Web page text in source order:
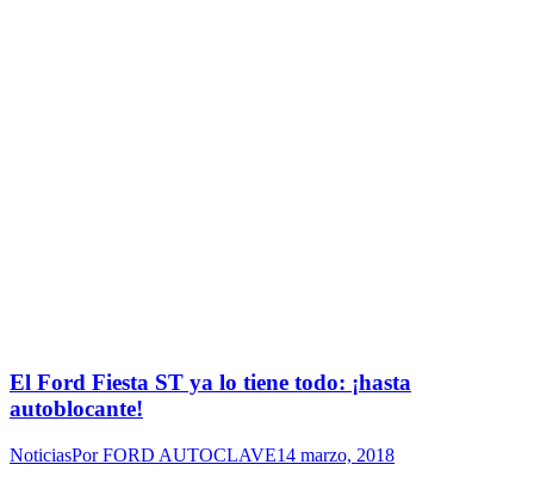
El Ford Fiesta ST ya lo tiene todo: ¡hasta
autoblocante!
NoticiasPorFORD AUTOCLAVE14 marzo, 2018